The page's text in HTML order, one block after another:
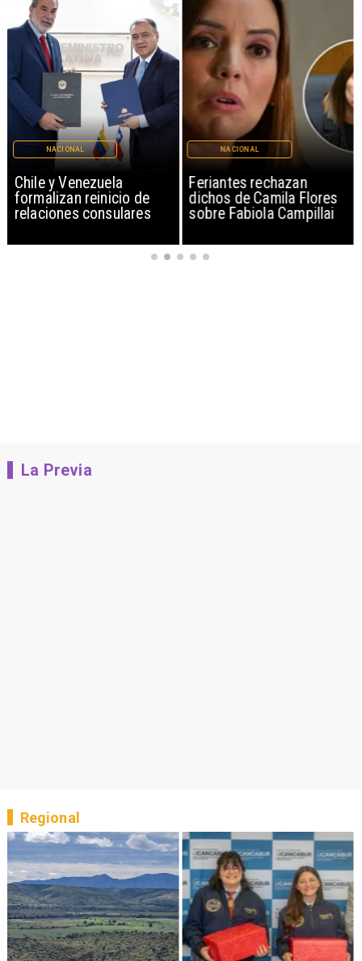
Chile y Venezuela
formalizan reinicio de
relaciones consulares
NACIONAL
Feriantes rechazan
dichos de Camila Flores
sobre Fabiola Campillai
NACIONAL
La Previa
Regional